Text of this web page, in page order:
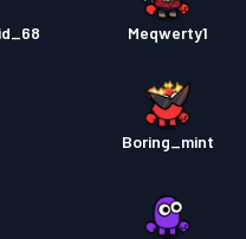
Meqwerty1
Boring_mint